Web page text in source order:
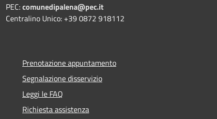
PEC:comunedipalena@pec.it
Centralino Unico: +39 0872 918112
Prenotazione appuntamento
Segnalazione disservizio
Leggi le FAQ
Richiesta assistenza